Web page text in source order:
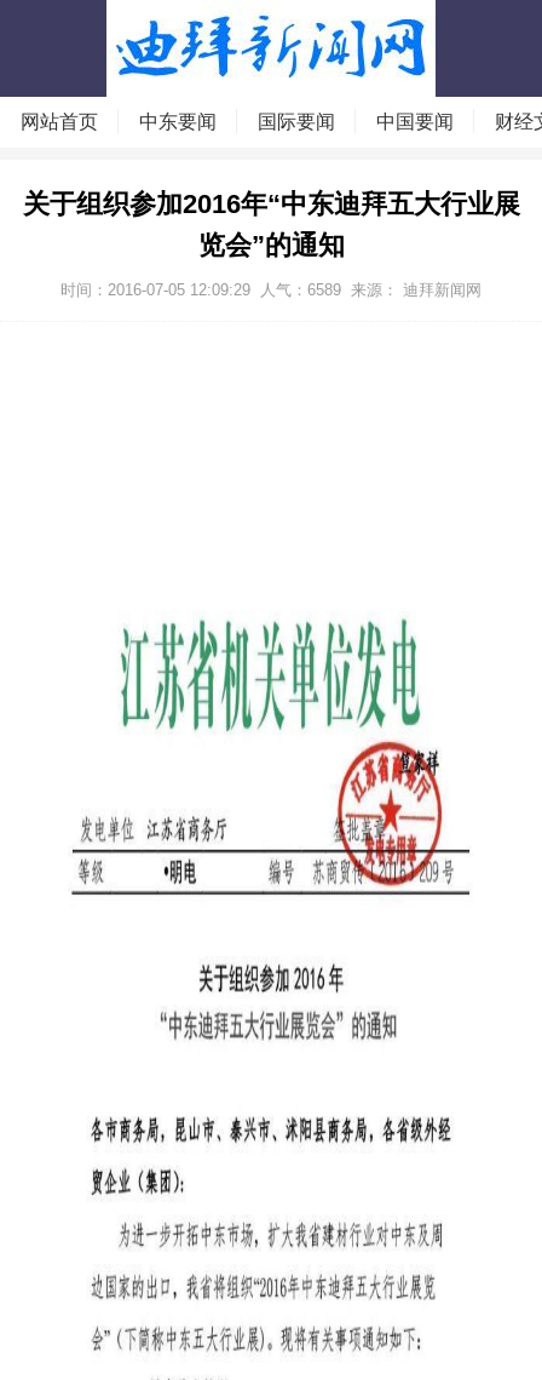
网站首页 中东要闻 国际要闻 中国要闻 财经
关于组织参加2016年“中东迪拜五大行业展
览会”的通知
时间：2016-07-05 12:09:29 人气： 6589 来源： 迪拜新闻网